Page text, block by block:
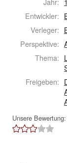
Entwickler:
Verleger:
Perspektive:
Thema:
Freigeben:
Unsere Bewertung: